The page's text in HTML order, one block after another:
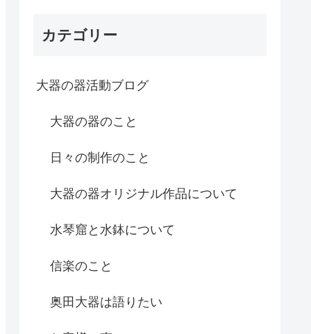
カテゴリー
大器の器活動ブログ
大器の器のこと
日々の制作のこと
大器の器オリジナル作品について
水琴窟と水鉢について
信楽のこと
奥田大器は語りたい